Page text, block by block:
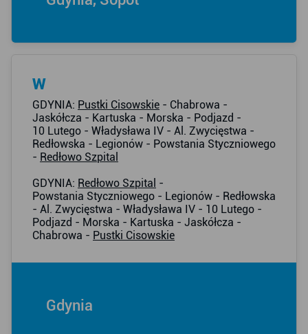
W
GDYNIA: Pustki Cisowskie - Chabrowa -
Jaskółcza - Kartuska - Morska - Podjazd -
10 Lutego - Władysława IV - Al. Zwycięstwa -
Redłowska - Legionów - Powstania Styczniowego
- Redłowo Szpital
GDYNIA: Redłowo Szpital -
Powstania Styczniowego - Legionów - Redłowska
- Al. Zwycięstwa - Władysława IV - 10 Lutego -
Podjazd - Morska - Kartuska - Jaskółcza -
Chabrowa - Pustki Cisowskie
Gdynia